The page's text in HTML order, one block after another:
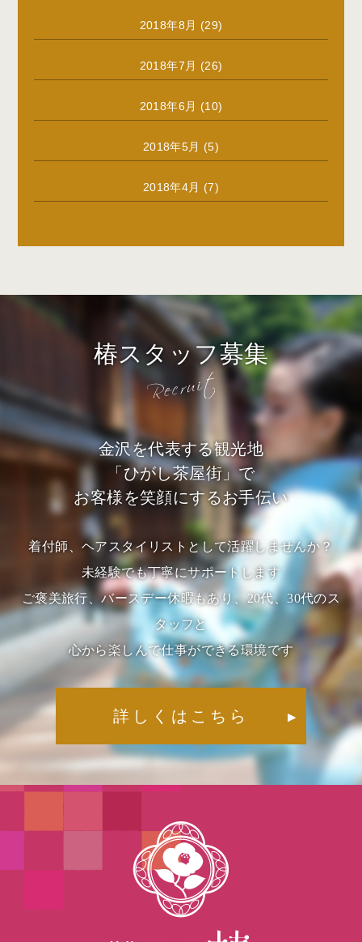
2018年8月 (29)
2018年7月 (26)
2018年6月 (10)
2018年5月 (5)
2018年4月 (7)
椿スタッフ募集
金沢を代表する観光地
「ひがし茶屋街」で
お客様を笑顔にするお手伝い
着付師、ヘアスタイリストとして活躍しませんか？
未経験でも丁寧にサポートします
ご褒美旅行、バースデー休暇もあり、20代、30代のス
タッフと
心から楽しんで仕事ができる環境です
詳しくはこちら ▶︎